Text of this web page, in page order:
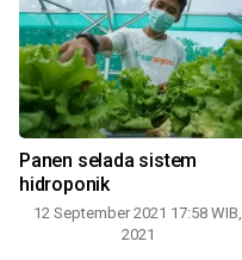
Panen selada sistem
hidroponik
12 September 2021 17:58 WIB,
2021